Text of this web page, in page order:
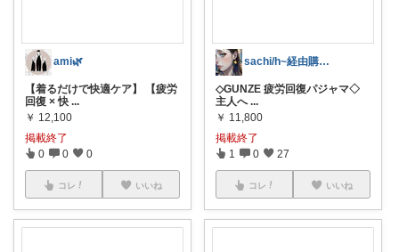
ami🌿‬
【着るだけで快適ケア】 【疲労
回復 × 快 ...
￥ 12,100
掲載終了
0 0 0
コレ いいね
sachi/h~経由購入中♡
◇GUNZE 疲労回復パジャマ◇
主人へ ...
￥ 11,800
掲載終了
1 0 27
コレ いいね